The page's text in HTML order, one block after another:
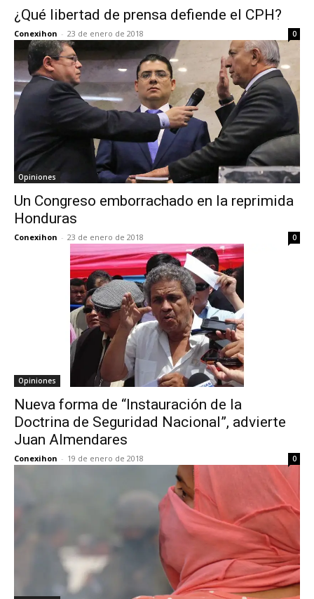
¿Qué libertad de prensa defiende el CPH?
Conexihon - 23 de enero de 2018 0
Opiniones
Un Congreso emborrachado en la reprimida
Honduras
Conexihon - 23 de enero de 2018 0
Opiniones
Nueva forma de “Instauración de la
Doctrina de Seguridad Nacional”, advierte
Juan Almendares
Conexihon - 19 de enero de 2018 0